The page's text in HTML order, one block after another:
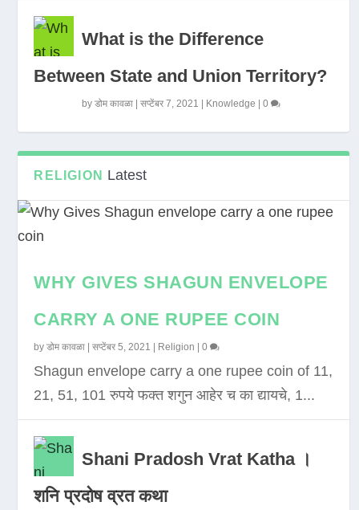
What is the Difference
Between State and Union Territory?
byडोम कावळा |सप्टेंबर 7, 2021 Knowledge |0
RELIGION Latest
WHY GIVES SHAGUN ENVELOPE
CARRY A ONE RUPEE COIN
byडोम कावळा |सप्टेंबर 5, 2021 Religion |0
Shagun envelope carry a one rupee coin of 11,
21, 51, 101 रुपये फक्त शगुन आहेर च का द्यायचे, 1...
Shani Pradosh Vrat Katha ।
शनि प्रदोष व्रत कथा